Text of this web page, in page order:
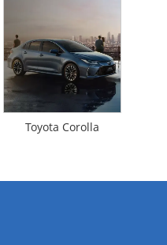
Toyota Corolla